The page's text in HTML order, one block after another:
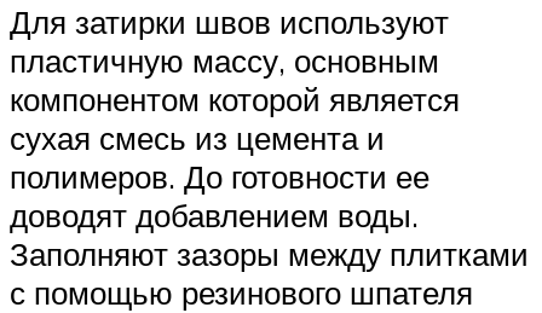
Для затирки швов используют
пластичную массу, основным
компонентом которой является
сухая смесь из цемента и
полимеров. До готовности ее
доводят добавлением воды.
Заполняют зазоры между плитками
с помощью резинового шпателя